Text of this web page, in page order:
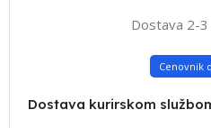
Dostava 2-3
Cenovnik
Dostava kurirskom